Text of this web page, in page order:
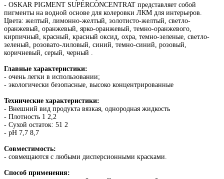
- OSKAR PIGMENT SUPERCONCENTRAT представляет собой
пигменты на водной основе для колеровки ЛКМ для интерьеров.
Цвета: желтый, лимонно-желтый, золотисто-желтый, светло-
оранжевый, оранжевый, ярко-оранжевый, темно-оранжевого,
кирпичный, красный, красный оксид, охра, темно-зеленые, светло-
зеленый, розовато-лиловый, синий, темно-синий, розовый,
коричневый, серый, черный .
Главные характеристики:
- очень легки в использовании;
- экологически безопасные, высоко концентрированные
Технические характеристики:
- Внешний вид продукта вязкая, однородная жидкость
- Плотность 1 2,2
- Сухой остаток: 51 2
- рН 7,7 8,7
Совместимость:
- совмещаются с любыми дисперсионными красками.
Способ применения: